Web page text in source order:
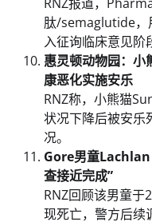
肽/semaglutide，
入征询临床意见阶
惠灵顿动物园：
康恶化实施安乐
RNZ称，小熊猫
状况下降后被安乐
况。
Gore男童Lachlan
查接近完成”
RNZ回顾该男童于
现死亡，警方后续